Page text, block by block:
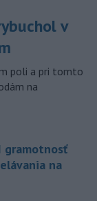
v
poli a pri tomto
na
gramotnosť
na